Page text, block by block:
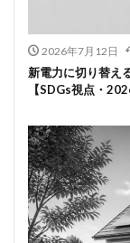
2026年7月12日
新電力に切り替え
【SDGs視点・